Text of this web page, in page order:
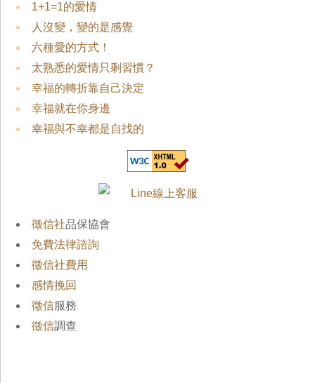
1+1=1的愛情
人沒變，變的是感覺
六種愛的方式！
太熟悉的愛情只剩習慣？
幸福的轉折靠自己決定
幸福就在你身邊
幸福與不幸都是自找的
徵信社品保協會
免費法律諮詢
徵信社費用
感情挽回
徵信服務
徵信調查